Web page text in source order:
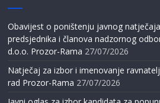
Obavijest o poništenju javnog
predsjednika i članova nadzornog
d.o.o. Prozor-Rama 27/07/2026
Natječaj za izbor i imenovanje
rad Prozor-Rama 27/07/2026